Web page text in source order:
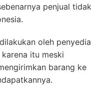
penjual tidak
oleh penyedia
itu meski
barang ke